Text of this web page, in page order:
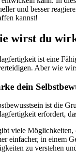
und besser
kannst!
wirst du
ist eine
Aber wie
dein
ist die
erfordert,
viele Möglichkeiten,
einfacher, in einem
zu verstehen